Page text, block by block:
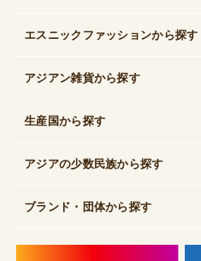
エスニックファッションから探す
アジアン雑貨から探す
生産国から探す
アジアの少数民族から探す
ブランド・団体から探す